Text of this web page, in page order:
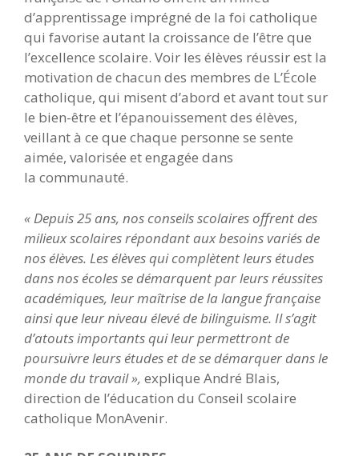
d’apprentissage imprégné de la foi catholique
qui favorise autant la croissance de l’être que
l’excellence scolaire. Voir les élèves réussir est la
motivation de chacun des membres de L’École
catholique, qui misent d’abord et avant tout sur
le bien-être et l’épanouissement des élèves,
veillant à ce que chaque personne se sente
aimée, valorisée et engagée dans
la communauté.
« Depuis 25 ans, nos conseils scolaires offrent des
milieux scolaires répondant aux besoins variés de
nos élèves. Les élèves qui complètent leurs études
dans nos écoles se démarquent par leurs réussites
académiques, leur maîtrise de la langue française
ainsi que leur niveau élevé de bilinguisme. Il s’agit
d’atouts importants qui leur permettront de
poursuivre leurs études et de se démarquer dans le
monde du travail », explique André Blais,
direction de l’éducation du Conseil scolaire
catholique MonAvenir.